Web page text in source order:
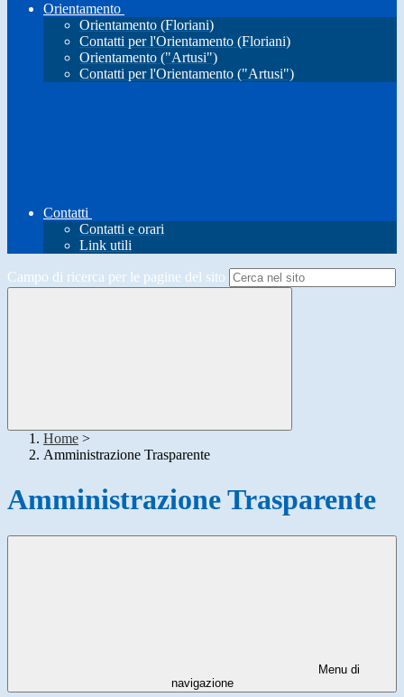
Orientamento
Orientamento (Floriani)
Contatti per l'Orientamento (Floriani)
Orientamento ("Artusi")
Contatti per l'Orientamento ("Artusi")
Contatti
Contatti e orari
Link utili
Campo di ricerca per le pagine del sito
Home >
Amministrazione Trasparente
Amministrazione Trasparente
Menu di
navigazione